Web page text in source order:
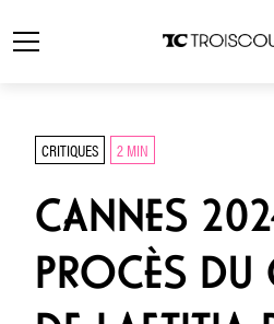
CRITIQUES 2 MIN
CANNES
PROCÈS DU